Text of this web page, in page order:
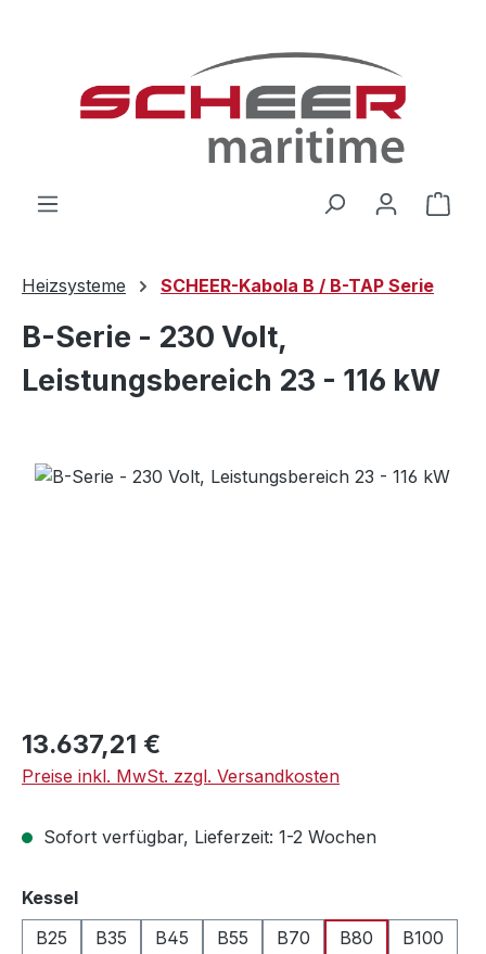
Heizsysteme SCHEER-Kabola B / B-TAP Serie
B-Serie - 230 Volt,
Leistungsbereich 23 - 116 kW
Bildergalerie überspringen
Regulärer Preis:
13.637,21 €
Preise inkl. MwSt. zzgl. Versandkosten
Sofort verfügbar, Lieferzeit: 1-2 Wochen
Kesselauswählen
B25
B35 B45 B55 B70 B80 B100